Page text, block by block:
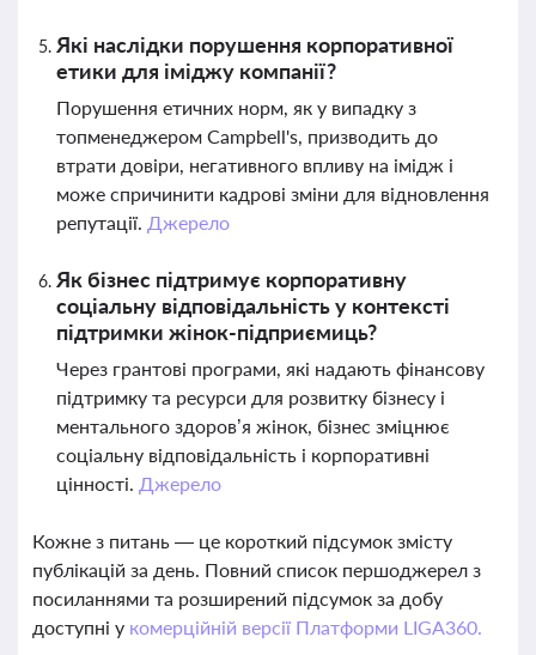
Які наслідки порушення корпоративної
етики для іміджу компанії?
Порушення етичних норм, як у випадку з
топменеджером Campbell's, призводить до
втрати довіри, негативного впливу на імідж і
може спричинити кадрові зміни для відновлення
репутації. Джерело
Як бізнес підтримує корпоративну
соціальну відповідальність у контексті
підтримки жінок-підприємиць?
Через грантові програми, які надають фінансову
підтримку та ресурси для розвитку бізнесу і
ментального здоров’я жінок, бізнес зміцнює
соціальну відповідальність і корпоративні
цінності. Джерело
Кожне з питань — це короткий підсумок змісту
публікацій за день. Повний список першоджерел з
посиланнями та розширений підсумок за добу
доступні у комерційній версії Платформи LIGA360.